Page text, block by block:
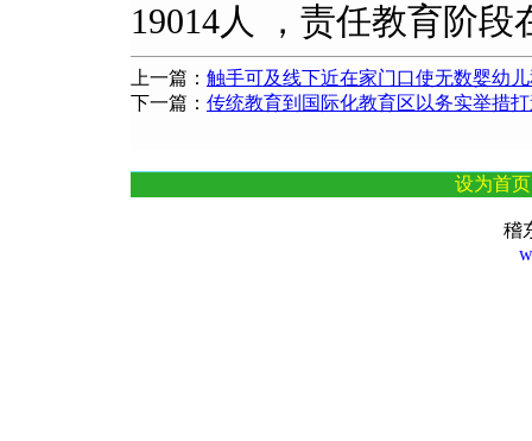
19014人 ，责任教育阶
上一篇： 触手可及线下近在家门口使无数婴幼
下一篇： 传统教育到国际化教育区以务实举措
设为首页
稽